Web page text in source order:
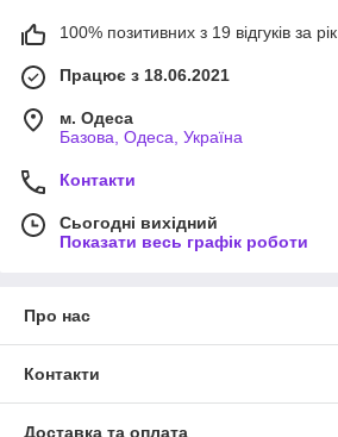
100% позитивних з 19 відгуків за рік
Працює з 18.06.2021
м. Одеса
Базова, Одеса, Україна
Контакти
Сьогодні вихідний
Показати весь графік роботи
Про нас
Контакти
Доставка та оплата